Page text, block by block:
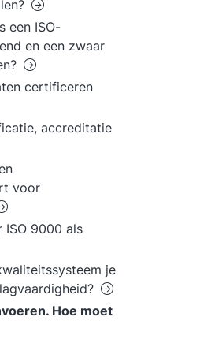
een ISO-
en een zwaar
certificeren
accreditatie
voor
ISO 9000 als
je
Hoe moet